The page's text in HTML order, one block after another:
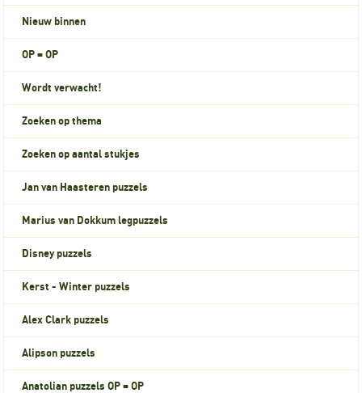
Nieuw binnen
OP = OP
Wordt verwacht!
Zoeken op thema
Zoeken op aantal stukjes
Jan van Haasteren puzzels
Marius van Dokkum legpuzzels
Disney puzzels
Kerst - Winter puzzels
Alex Clark puzzels
Alipson puzzels
Anatolian puzzels OP = OP